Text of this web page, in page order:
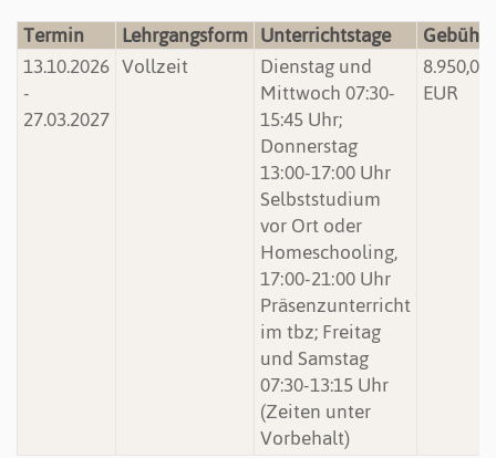
Termin
Lehrgangsform Unterrichtstage
13.10.2026
-
27.03.2027
Vollzeit Dienstag und
Mittwoch 07:30-
15:45 Uhr;
Donnerstag
13:00-17:00 Uhr
Selbststudium
vor Ort oder
Homeschooling,
17:00-21:00 Uhr
Präsenzunterricht
im tbz; Freitag
und Samstag
07:30-13:15 Uhr
(Zeiten unter
Vorbehalt)
8.950,00
EUR